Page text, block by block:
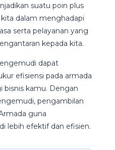
suatu poin plus
dalam menghadapi
serta pelayanan yang
kepada kita.
dapat
efisiensi pada armada
kamu. Dengan
pengambilan
guna
lebih efektif dan efisien.